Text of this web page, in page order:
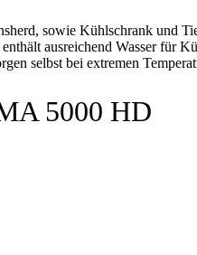
sowie Kühlschrank und
ausreichend Wasser für
selbst bei extremen
5000 HD